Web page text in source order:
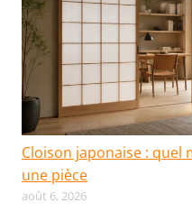
Cloison japonaise :
une pièce
août 6, 2026